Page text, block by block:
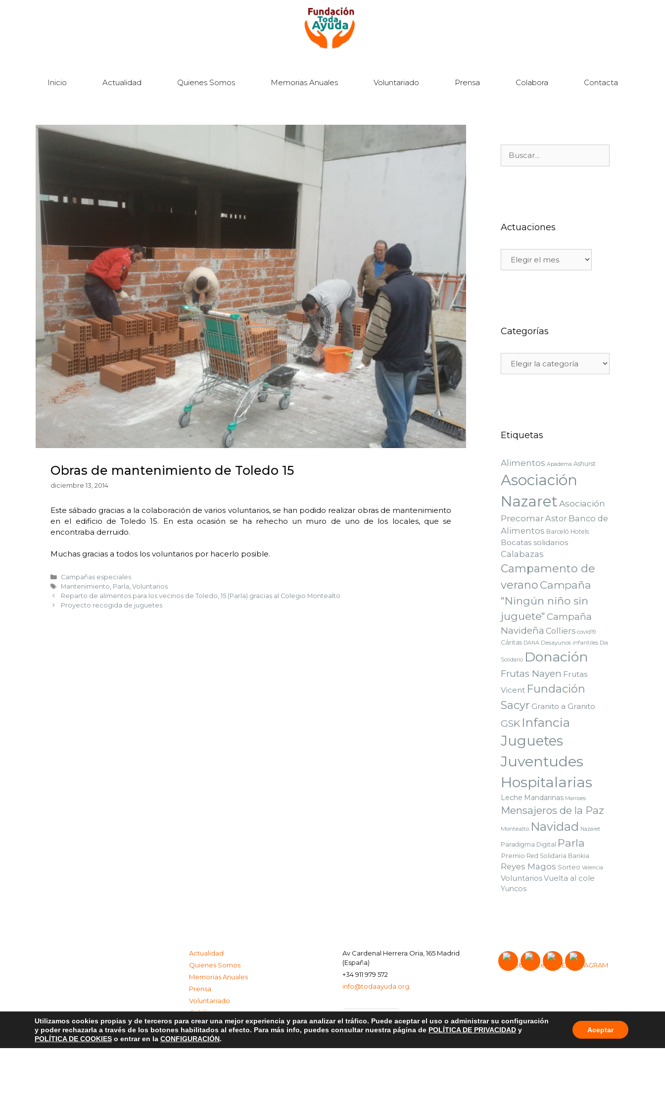
Inicio Actualidad Quienes Somos Memorias Anuales Voluntariado Prensa Colabora Contacta
Obras de mantenimiento de Toledo 15
diciembre 13, 2014
Este sábado gracias a la colaboración de varios voluntarios, se han podido realizar obras de mantenimiento
en el edificio de Toledo 15. En esta ocasión se ha rehecho un muro de uno de los locales, que se
encontraba derruido.
Muchas gracias a todos los voluntarios por hacerlo posible.
Campañas especiales
Mantenimiento Parla Voluntarios
Reparto de alimentos para los vecinos de Toledo, 15 (Parla) gracias al Colegio Montealto
Proyecto recogida de juguetes
Actuaciones
Categorías
Etiquetas
Alimentos Apadema Ashurst
Asociación
NazaretAsociación
PrecomarAstor Banco de
Alimentos Barceló Hotels
Bocatas solidarios
Calabazas
Campamento de
verano Campaña
"Ningún niño sin
juguete" Campaña
Navideña Colliers covid19
Cáritas DANA Desayunos infantiles Dia
Solidario Donación
Frutas Nayen Frutas
Vicent Fundación
Sacyr Granito a Granito
GSK Infancia
Juguetes
Juventudes
Hospitalarias
Leche Mandarinas Manises
Mensajeros de la Paz
Montealto Navidad Nazaret
Paradigma Digital Parla
Premio Red Solidaria Bankia
Reyes Magos Sorteo Valencia
VoluntariosVuelta al cole
Yuncos
Actualidad
Quienes Somos
Memorias Anuales
Prensa
Voluntariado
Colabora
Contacta
Aviso Legal
Política de Privacidad
Av Cardenal Herrera Oria, 165 Madrid
(España)
+34 911 979 572
info@todaayuda.org
Utilizamos cookies propias y de terceros para crear una mejor experiencia y para analizar el tráfico. Puede aceptar el uso o administrar su configuración
y poder rechazarla a través de los botones habilitados al efecto. Para más info, puedes consultar nuestra página de POLÍTICA DE PRIVACIDAD y
POLÍTICA DE COOKIES o entrar en la CONFIGURACIÓN.
Aceptar